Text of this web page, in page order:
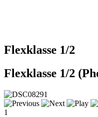
Flexklasse 1/2
Flexklasse 1/2
1